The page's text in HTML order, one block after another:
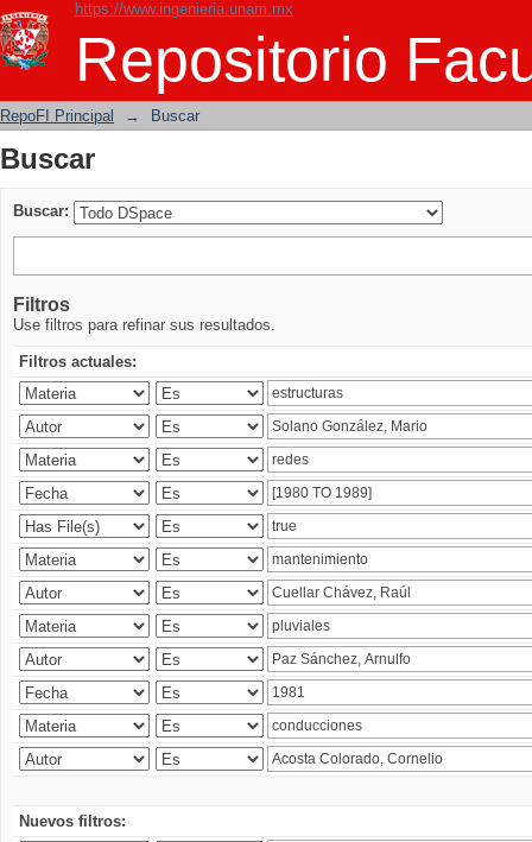
https://www.ingenieria.unam.mx
Repositorio
Buscar
RepoFI Principal → Buscar
Buscar
Buscar:
Filtros
Use filtros para refinar sus resultados.
Filtros actuales:
Nuevos filtros: